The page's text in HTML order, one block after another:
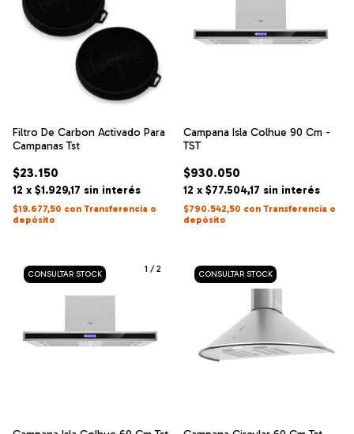
Filtro De Carbon Activado Para
Campanas Tst
$23.150
12 x $1.929,17 sin interés
$19.677,50 con Transferencia o
depósito
Campana Isla Colhue 90 Cm -
TST
$930.050
12 x $77.504,17 sin interés
$790.542,50 con Transferencia o
depósito
1 /2